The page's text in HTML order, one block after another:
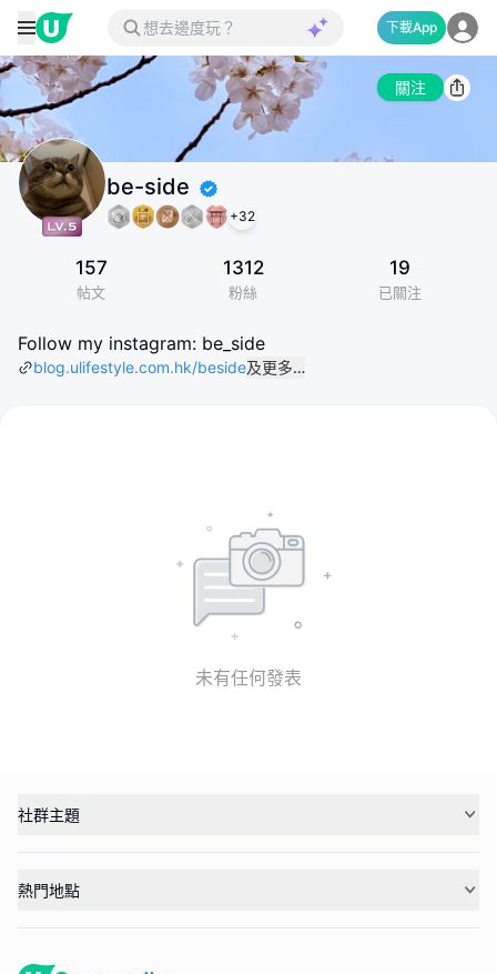
下載App
關注
be-side
+32
157
帖文
1312
粉絲
19
已關注
Follow my instagram: be_side
blog.ulifestyle.com.hk/beside及更多…
未有任何發表
社群主題
熱門地點